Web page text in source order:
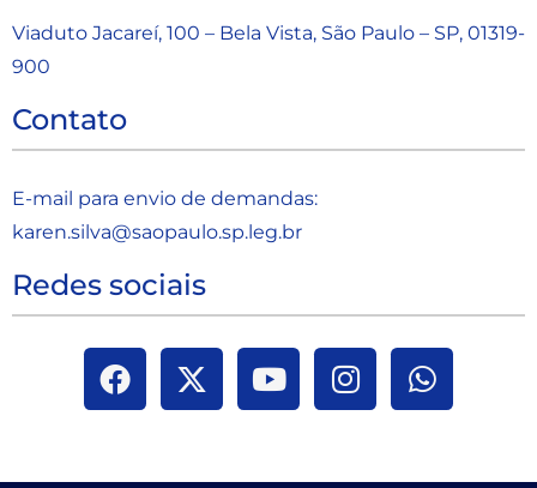
Viaduto Jacareí, 100 – Bela Vista, São Paulo – SP, 01319-
900
Contato
E-mail para envio de demandas:
karen.silva@saopaulo.sp.leg.br
Redes sociais